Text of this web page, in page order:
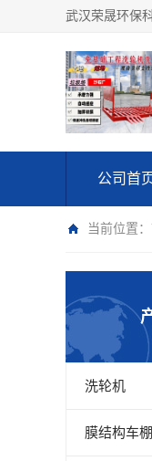
公司首
当前位置：
洗轮机
膜结构车棚